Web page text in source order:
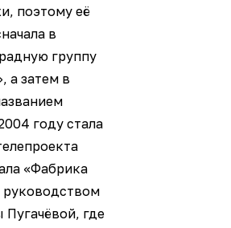
поэтому её
в
группу
а затем в
году стала
«Фабрика
руководством
где